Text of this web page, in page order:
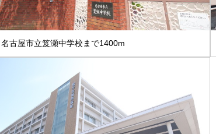
名古屋市立笈瀬中学校まで1400m